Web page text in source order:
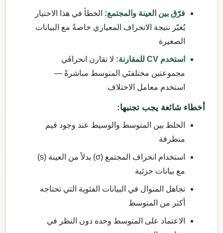
فرّق بين العينة والمجتمع: الخطأ في هذا الاختيار
يُغيّر نتيجة الانحراف المعياري خاصةً مع البيانات
الصغيرة
استخدم CV للمقارنة:
لا تقارن انحرافَي
مجموعتين مختلفتَي المتوسط مباشرةً —
استخدم معامل الاختلاف
أخطاء شائعة يجب تجنبها:
الخلط بين المتوسط والوسيط عند وجود قيم
متطرفة
استخدام انحراف المجتمع (σ) بدلاً من العينة (s)
مع بيانات جزئية
تجاهل المنوال في البيانات الفئوية التي تحتاجه
أكثر من المتوسط
الاعتماد على المتوسط وحده دون النظر في